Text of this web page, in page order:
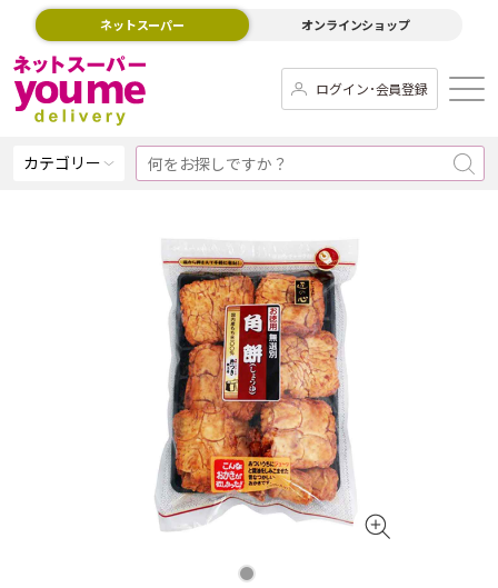
ネットスーパー オンラインショップ
ログイン･会員登録
カテゴリー